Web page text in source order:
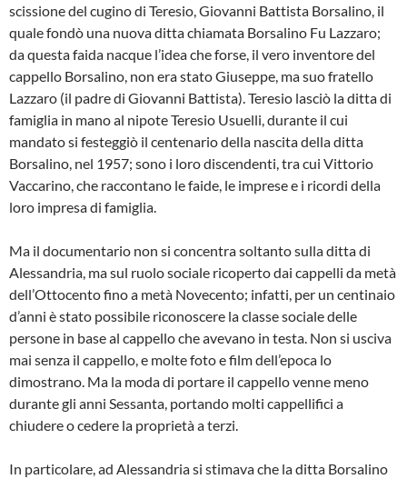
scissione del cugino di Teresio, Giovanni Battista Borsalino, il
quale fondò una nuova ditta chiamata Borsalino Fu Lazzaro;
da questa faida nacque l’idea che forse, il vero inventore del
cappello Borsalino, non era stato Giuseppe, ma suo fratello
Lazzaro (il padre di Giovanni Battista). Teresio lasciò la ditta di
famiglia in mano al nipote Teresio Usuelli, durante il cui
mandato si festeggiò il centenario della nascita della ditta
Borsalino, nel 1957; sono i loro discendenti, tra cui Vittorio
Vaccarino, che raccontano le faide, le imprese e i ricordi della
loro impresa di famiglia.
Ma il documentario non si concentra soltanto sulla ditta di
Alessandria, ma sul ruolo sociale ricoperto dai cappelli da metà
dell’Ottocento fino a metà Novecento; infatti, per un centinaio
d’anni è stato possibile riconoscere la classe sociale delle
persone in base al cappello che avevano in testa. Non si usciva
mai senza il cappello, e molte foto e film dell’epoca lo
dimostrano. Ma la moda di portare il cappello venne meno
durante gli anni Sessanta, portando molti cappellifici a
chiudere o cedere la proprietà a terzi.
In particolare, ad Alessandria si stimava che la ditta Borsalino